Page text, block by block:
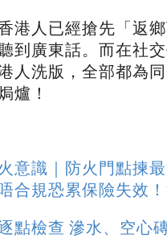
港人已經搶先「返
到廣東話。而在社
人洗版，全部都為
爐！
意識｜防火門點揀
合規恐累保險失效
點檢查 滲水、空心